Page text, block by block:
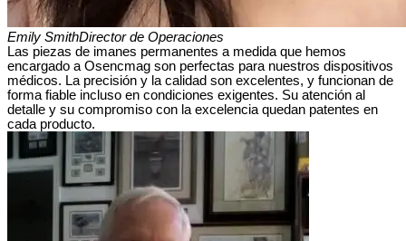
Emily SmithDirector de Operaciones
Las piezas de imanes permanentes a medida que hemos
encargado a Osencmag son perfectas para nuestros dispositivos
médicos. La precisión y la calidad son excelentes, y funcionan de
forma fiable incluso en condiciones exigentes. Su atención al
detalle y su compromiso con la excelencia quedan patentes en
cada producto.